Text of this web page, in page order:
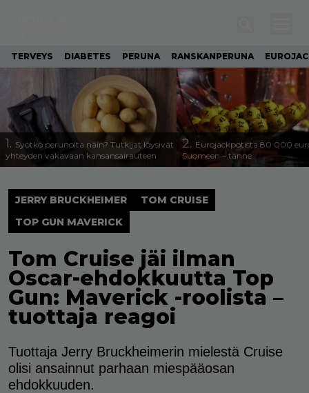
TERVEYS DIABETES PERUNA RANSKANPERUNA
1. Syötkö perunoita näin? Tutkijat löysivät
yhteyden vakavaan kansansairauteen
2. Eurojackpotista 80 000
Suomeen – tänne
JERRY BRUCKHEIMER
TOM CRUISE
TOP GUN MAVERICK
Tom Cruise jäi ilman
Oscar-ehdokkuutta Top
Gun: Maverick -roolista –
tuottaja reagoi
Tuottaja Jerry Bruckheimerin mielestä Cruise
olisi ansainnut parhaan miespääosan
ehdokkuuden.